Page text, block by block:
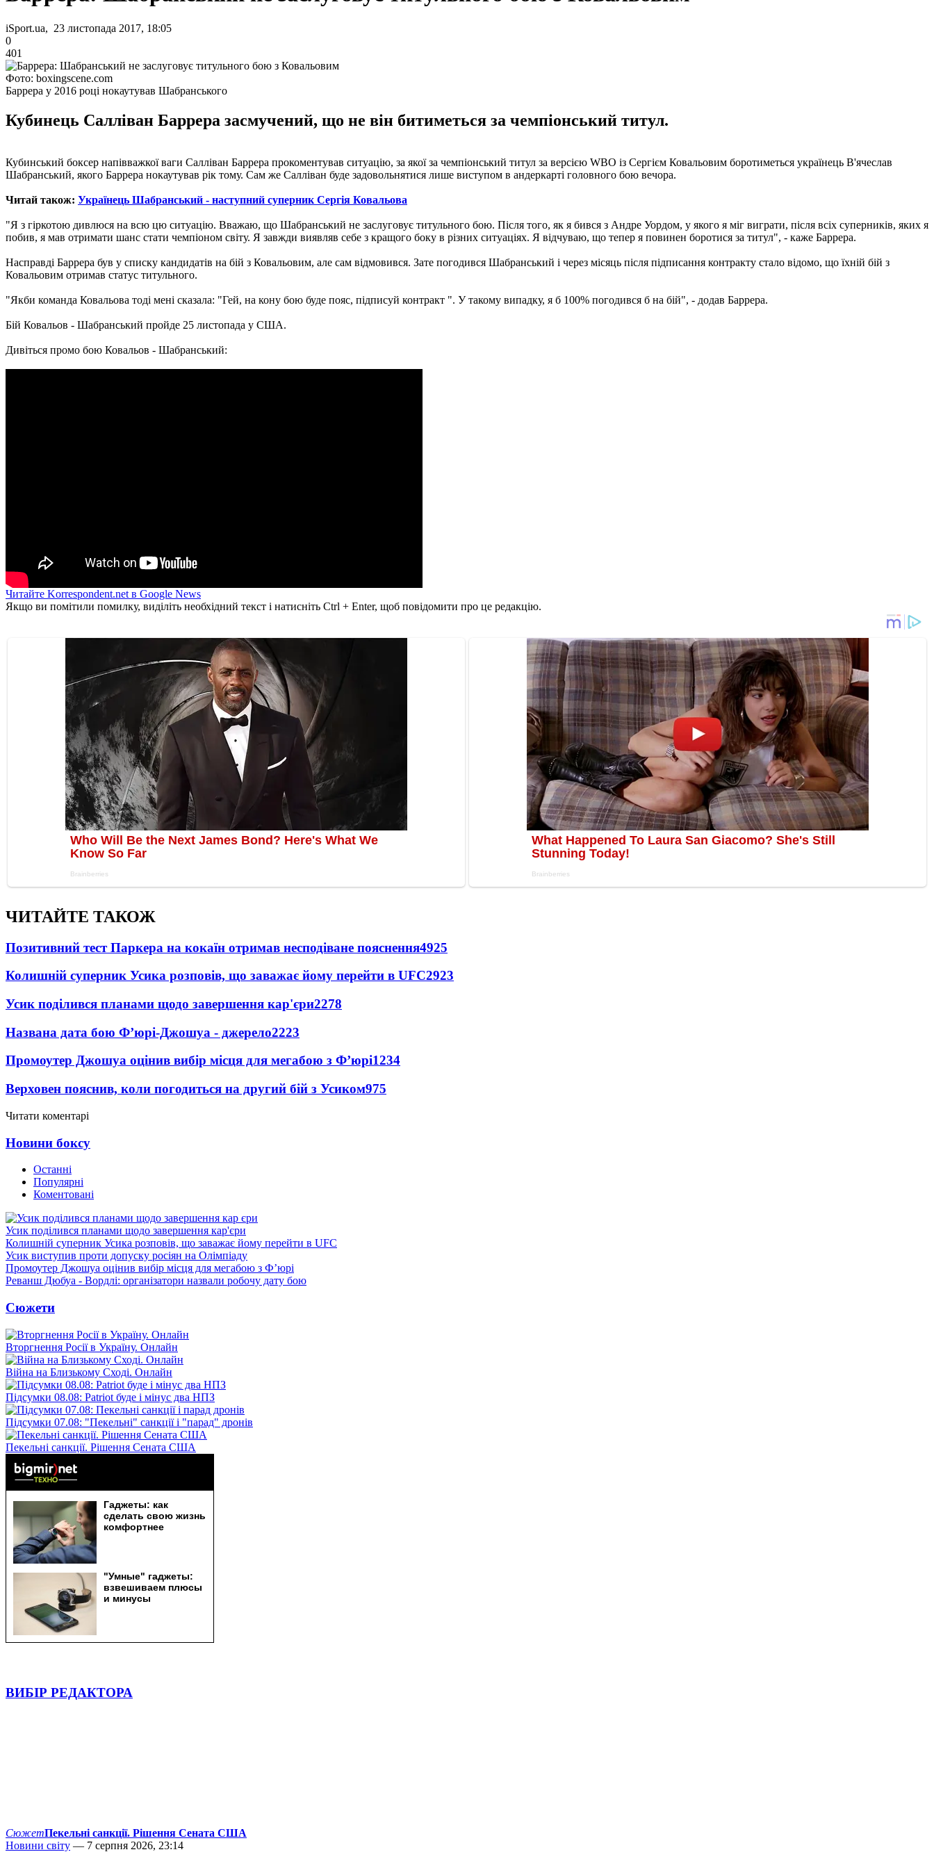
iSport.ua, 23 листопада 2017, 18:05
0
401
Фото: boxingscene.com
Баррера у 2016 році нокаутував Шабранського
Кубинець Салліван Баррера засмучений, що не він битиметься за чемпіонський титул.
Кубинський боксер напівважкої ваги Салліван Баррера прокоментував ситуацію, за якої за чемпіонський титул за версією WBO із Сергієм Ковальовим боротиметься українець В'ячеслав
Шабранський, якого Баррера нокаутував рік тому. Сам же Салліван буде задовольнятися лише виступом в андеркарті головного бою вечора.
Читай також: Українець Шабранський - наступний суперник Сергія Ковальова
"Я з гіркотою дивлюся на всю цю ситуацію. Вважаю, що Шабранський не заслуговує титульного бою. Після того, як я бився з Андре Уордом, у якого я міг виграти, після всіх суперників, яких я
побив, я мав отримати шанс стати чемпіоном світу. Я завжди виявляв себе з кращого боку в різних ситуаціях. Я відчуваю, що тепер я повинен боротися за титул", - каже Баррера.
Насправді Баррера був у списку кандидатів на бій з Ковальовим, але сам відмовився. Зате погодився Шабранський і через місяць після підписання контракту стало відомо, що їхній бій з
Ковальовим отримав статус титульного.
"Якби команда Ковальова тоді мені сказала: "Гей, на кону бою буде пояс, підписуй контракт ". У такому випадку, я б 100% погодився б на бій", - додав Баррера.
Бій Ковальов - Шабранський пройде 25 листопада у США.
Дивіться промо бою Ковальов - Шабранський:
Читайте Korrespondent.net в Google News
Якщо ви помітили помилку, виділіть необхідний текст і натисніть Ctrl + Enter, щоб повідомити про це редакцію.
ЧИТАЙТЕ ТАКОЖ
Позитивний тест Паркера на кокаїн отримав несподіване пояснення4925
Колишній суперник Усика розповів, що заважає йому перейти в UFC2923
Усик поділився планами щодо завершення кар'єри2278
Названа дата бою Ф’юрі-Джошуа - джерело2223
Промоутер Джошуа оцінив вибір місця для мегабою з Ф’юрі1234
Верховен пояснив, коли погодиться на другий бій з Усиком975
Читати коментарі
Новини боксу
Останні
Популярні
Коментовані
Усик поділився планами щодо завершення кар'єри
Колишній суперник Усика розповів, що заважає йому перейти в UFC
Усик виступив проти допуску росіян на Олімпіаду
Промоутер Джошуа оцінив вибір місця для мегабою з Ф’юрі
Реванш Дюбуа - Вордлі: організатори назвали робочу дату бою
Сюжети
Вторгнення Росії в Україну. Онлайн
Війна на Близькому Сході. Онлайн
Підсумки 08.08: Patriot буде і мінус два НПЗ
Підсумки 07.08: "Пекельні" санкції і "парад" дронів
Пекельні санкції. Рішення Сената США
ВИБІР РЕДАКТОРА
СюжетПекельні санкції. Рішення Сената США
Новини світу — 7 серпня 2026, 23:14